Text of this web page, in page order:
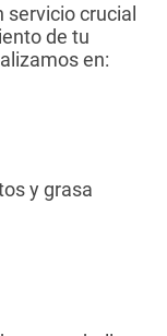
servicio crucial
de tu
en:
y grasa